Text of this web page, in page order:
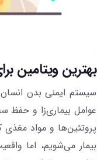
بهترین ویتامین
سیستم ایمنی بدن
عوامل بیماری‌زا و حفظ
پروتئین‌ها و مواد مغذی
بیمار می‌شویم، اما